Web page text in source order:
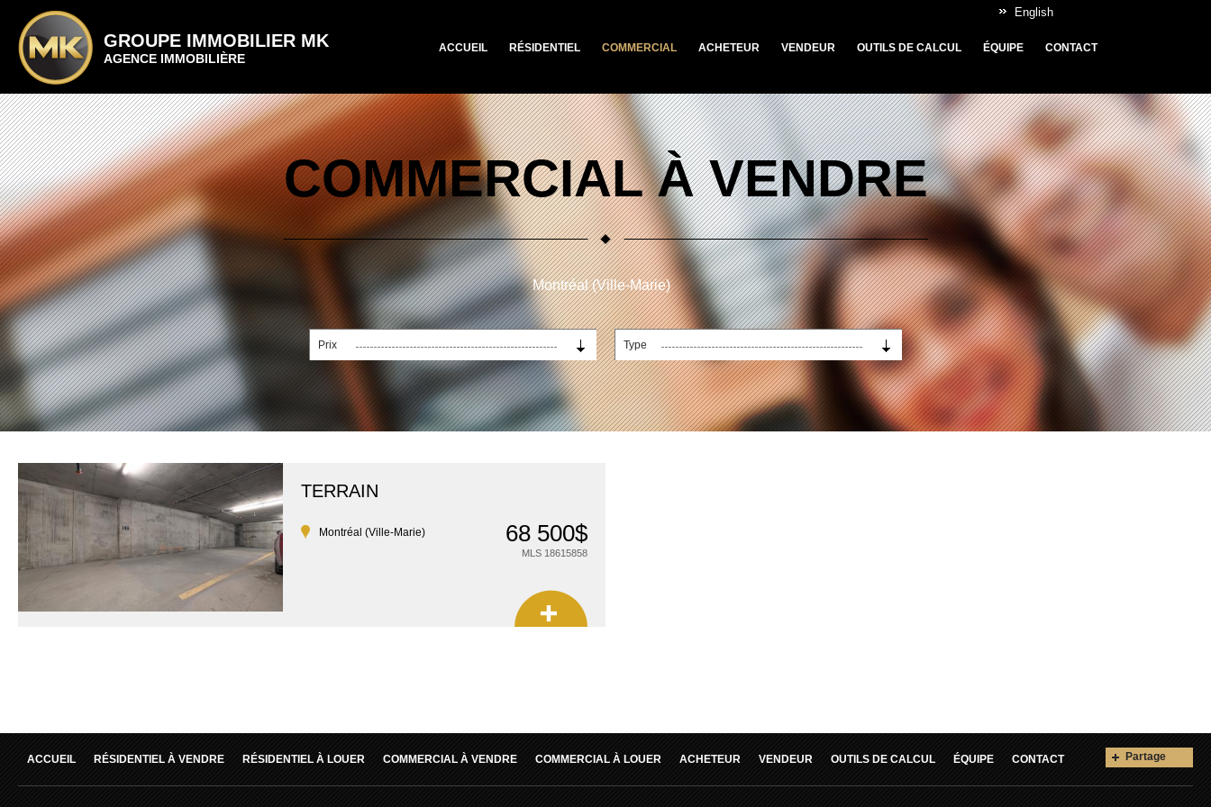
GROUPE IMMOBILIER MK
AGENCE IMMOBILIÈRE
English
ACCUEIL RÉSIDENTIEL COMMERCIAL ACHETEUR VENDEUR OUTILS DE CALCUL ÉQUIPE CONTACT
COMMERCIAL À VENDRE
Montréal (Ville-Marie)
Prix Type
TERRAIN
Montréal (Ville-Marie) 68 500$
MLS 18615858
ACCUEIL RÉSIDENTIEL À VENDRE RÉSIDENTIEL À LOUER COMMERCIAL À VENDRE COMMERCIAL À LOUER ACHETEUR VENDEUR OUTILS DE CALCUL ÉQUIPE CONTACT Partage